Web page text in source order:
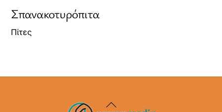
Σπανακοτυρόπιτα
Πίτες
Back